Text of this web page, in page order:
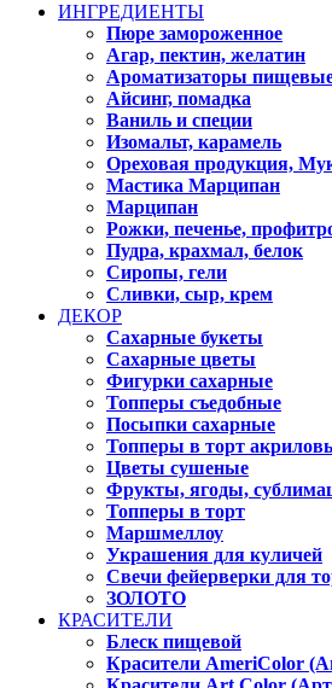
ИНГРЕДИЕНТЫ
Пюре замороженное
Агар, пектин, желатин
Ароматизаторы
Айсинг, помадка
Ваниль и специи
Изомальт, карамель
Ореховая продукция,
Мастика Марципан
Марципан
Рожки, печенье,
Пудра, крахмал, белок
Сиропы, гели
Сливки, сыр, крем
ДЕКОР
Сахарные букеты
Сахарные цветы
Фигурки сахарные
Топперы съедобные
Посыпки сахарные
Топперы в торт
Цветы сушеные
Фрукты, ягоды,
Топперы в торт
Маршмеллоу
Украшения для куличей
Свечи фейерверки для
ЗОЛОТО
КРАСИТЕЛИ
Блеск пищевой
Красители AmeriColor